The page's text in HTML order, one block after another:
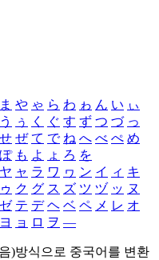
ま や ゃ ら わ ゎ ん い ぃ
う ぅ く ぐ す ず つ づ っ
せ ぜ て で ね へ べ ぺ め
ぽ も よ ょ ろ を
ヤ ャ ラ ワ ヮ ン イ ィ キ
ゥ ク グ ス ズ ツ ヅ ッ ヌ
ゼ テ デ ヘ ベ ペ メ レ オ
ヨ ョ ロ ヲ ―
)방식으로 중국어를 변환